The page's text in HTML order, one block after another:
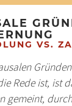
VS.
Rede ist, ist
gemeint,